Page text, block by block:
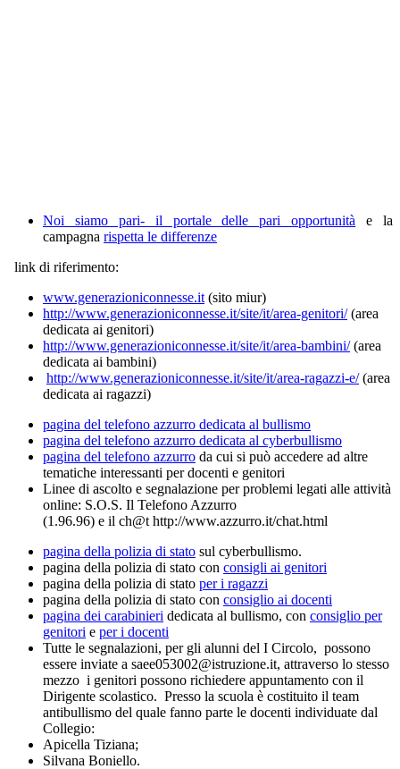
Noi siamo pari- il portale delle pari opportunità e la
campagna rispetta le differenze
link di riferimento:
www.generazioniconnesse.it (sito miur)
http://www.generazioniconnesse.it/site/it/area-genitori/(area
dedicata ai genitori)
http://www.generazioniconnesse.it/site/it/area-bambini/(area
dedicata ai bambini)
http://www.generazioniconnesse.it/site/it/area-ragazzi-e/(area
dedicata ai ragazzi)
pagina del telefono azzurro dedicata al bullismo
pagina del telefono azzurro dedicata al cyberbullismo
pagina del telefono azzurro da cui si può accedere ad altre
tematiche interessanti per docenti e genitori
Linee di ascolto e segnalazione per problemi legati alle attività
online: S.O.S. Il Telefono Azzurro
(1.96.96) e il ch@t http://www.azzurro.it/chat.html
pagina della polizia di stato sul cyberbullismo.
pagina della polizia di stato con consigli ai genitori
pagina della polizia di stato per i ragazzi
pagina della polizia di stato con consiglio ai docenti
pagina dei carabinieri dedicata al bullismo, con consiglio per
genitori e per i docenti
Tutte le segnalazioni, per gli alunni del I Circolo, possono
essere inviate a saee053002@istruzione.it, attraverso lo stesso
mezzo i genitori possono richiedere appuntamento con il
Dirigente scolastico. Presso la scuola è costituito il team
antibullismo del quale fanno parte le docenti individuate dal
Collegio:
Apicella Tiziana;
Silvana Boniello.